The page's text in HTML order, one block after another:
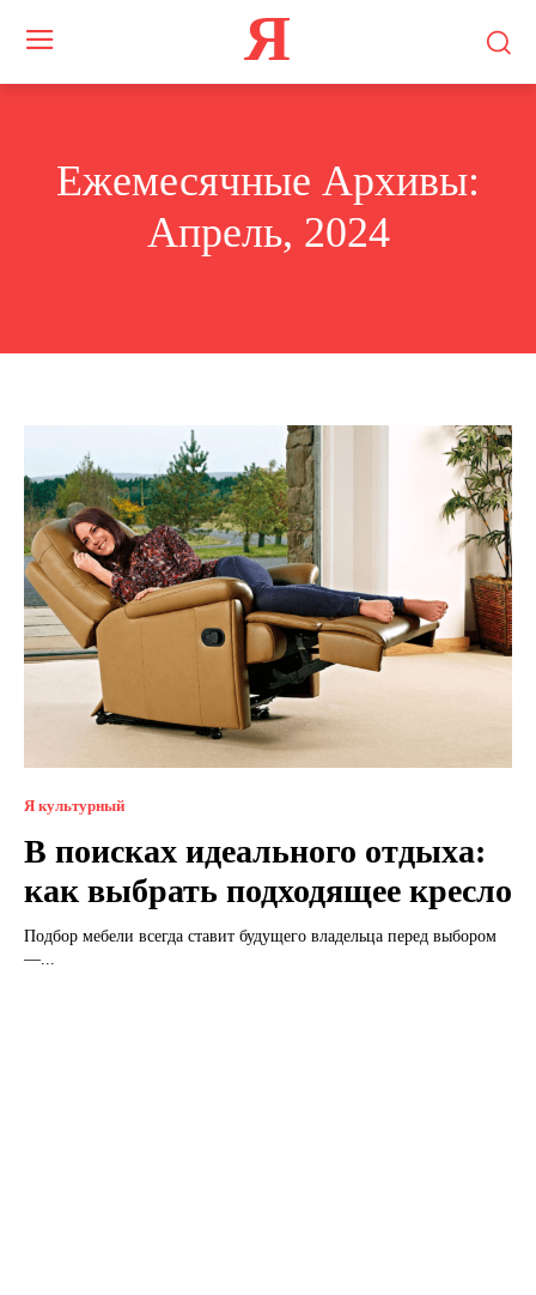
Я
Ежемесячные Архивы:
Апрель, 2024
Я культурный
В поисках идеального отдыха:
как выбрать подходящее кресло
Подбор мебели всегда ставит будущего владельца перед выбором
—...